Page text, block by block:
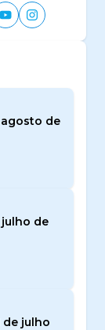
agosto de
julho de
de julho